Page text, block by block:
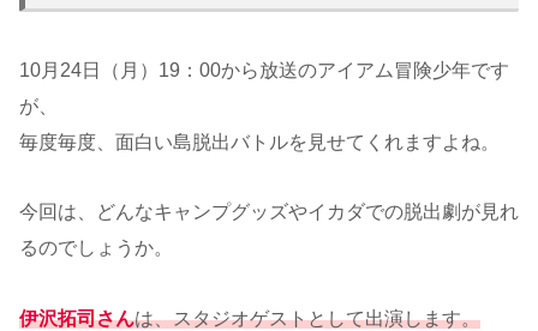
10月24日（月）19：00から放送のアイアム冒険少年です
が、
毎度毎度、面白い島脱出バトルを見せてくれますよね。
今回は、どんなキャンプグッズやイカダでの脱出劇が見れ
るのでしょうか。
伊沢拓司さんは、スタジオゲストとして出演します。